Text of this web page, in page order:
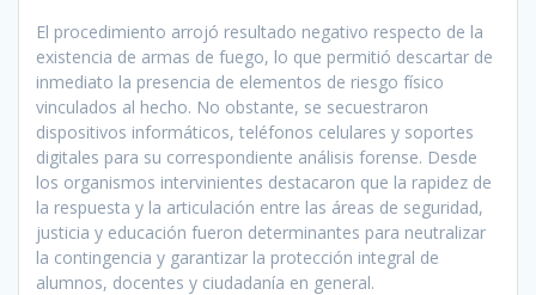
El procedimiento arrojó resultado negativo respecto de la
existencia de armas de fuego, lo que permitió descartar de
inmediato la presencia de elementos de riesgo físico
vinculados al hecho. No obstante, se secuestraron
dispositivos informáticos, teléfonos celulares y soportes
digitales para su correspondiente análisis forense. Desde
los organismos intervinientes destacaron que la rapidez de
la respuesta y la articulación entre las áreas de seguridad,
justicia y educación fueron determinantes para neutralizar
la contingencia y garantizar la protección integral de
alumnos, docentes y ciudadanía en general.